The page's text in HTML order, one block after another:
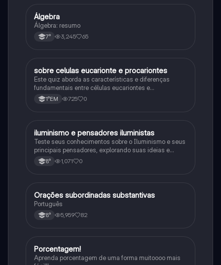
Matematica
Álgebra
Álgebra: resumo
7° 3,245 65
Biologia
sobre celulas eucarionte e procariontes
Este quiz aborda as características e diferenças
fundamentais entre células eucariontes e
procariontes.
1°EM 725 0
História
iluminismo e pensadores iluministas
Teste seus conhecimentos sobre o Iluminismo e seus
principais pensadores, explorando suas ideias e
impacto histórico.
8° 1,071 0
Português
Orações subordinadas substantivas
Português
8° 5,959 82
Matematica
Porcentagem!
Aprenda porcentagem de uma forma muitoooo mais